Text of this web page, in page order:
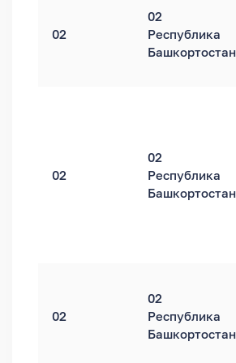
02
02
Республика
Башкортостан
02
02
Республика
Башкортостан
02
02
Республика
Башкортостан